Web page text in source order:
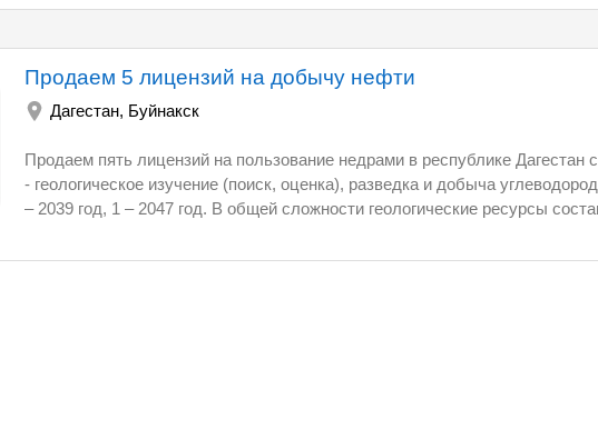
Продаем 5 лицензий на добычу нефти
Дагестан, Буйнакск
Продаем пять лицензий на пользование недрами в республике Дагестан с целевым назначением и видами работ
- геологическое изучение (поиск, оценка), разведка и добыча углеводородного сырья. Дата окончания лицензий 4
– 2039 год, 1 – 2047 год. В общей сложности геологические ресурсы составляют - 340,19 млн. т., извлекаемые –
по НДПИ указанные в п.3 ст.342 и п.9 ст.339 НК РФ. Продажа одним лотом. Подробную информацию вышлю